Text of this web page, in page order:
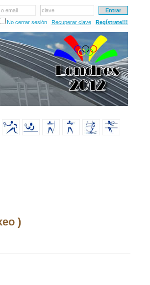
email
clave
No cerrar sesión
Recuperar clave Regístrate!!!
)